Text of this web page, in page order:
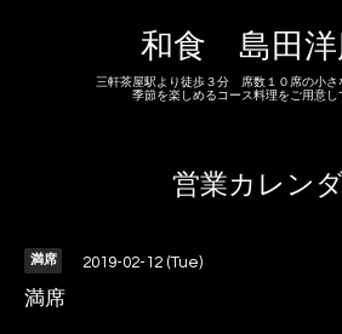
和食 島田洋
三軒茶屋駅より徒歩３分 席数１０席の小さ
季節を楽しめるコース料理をご用意し
営業カレン
満席 2019-02-12 (Tue)
満席